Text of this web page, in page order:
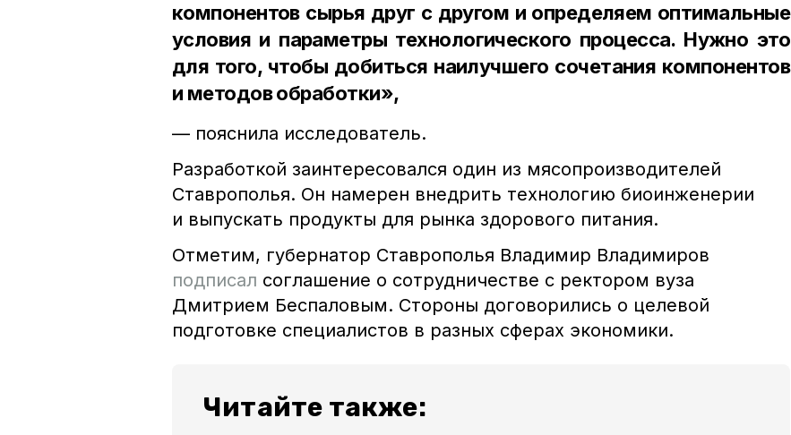
компонентов сырья друг с другом и определяем оптимальные
условия и параметры технологического процесса. Нужно это
для того, чтобы добиться наилучшего сочетания компонентов
и методов обработки»,
— пояснила исследователь.
Разработкой заинтересовался один из мясопроизводителей
Ставрополья. Он намерен внедрить технологию биоинженерии
и выпускать продукты для рынка здорового питания.
Отметим, губернатор Ставрополья Владимир Владимиров
подписал соглашение о сотрудничестве с ректором вуза
Дмитрием Беспаловым. Стороны договорились о целевой
подготовке специалистов в разных сферах экономики.
Читайте также: